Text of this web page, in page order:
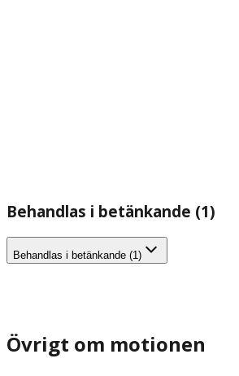
Behandlas i betänkande (1)
Behandlas i betänkande (1)
Övrigt om motionen